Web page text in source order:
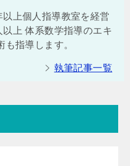
上個人指導教室を経営
上 体系数学指導のエキ
指導します。
執筆記事一覧